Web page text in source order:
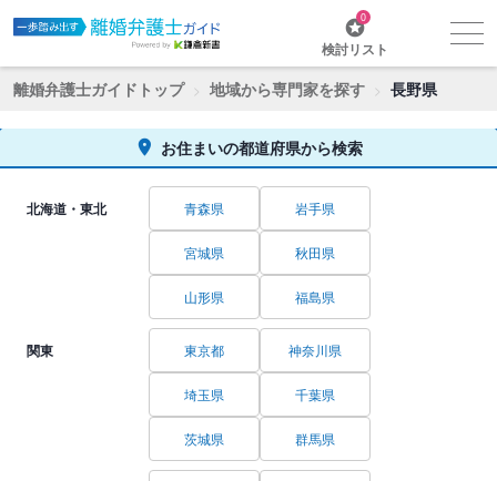
0
検討リスト
離婚弁護士ガイドトップ 地域から専門家を探す 長野県
お住まいの都道府県から検索
北海道・東北 青森県 岩手県
宮城県 秋田県
山形県 福島県
関東 東京都 神奈川県
埼玉県 千葉県
茨城県 群馬県